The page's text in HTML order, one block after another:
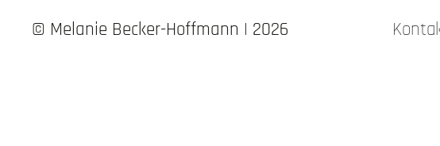
© Melanie Becker-Hoffmann | 2026